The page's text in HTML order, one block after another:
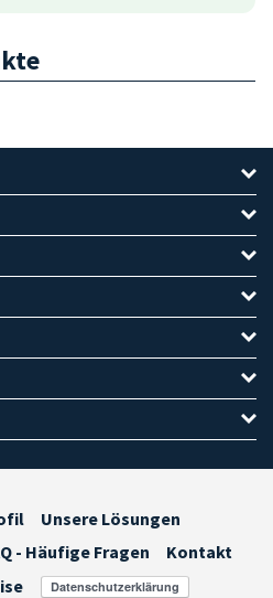
Unsere Lösungen
- Häufige Fragen
Kontakt